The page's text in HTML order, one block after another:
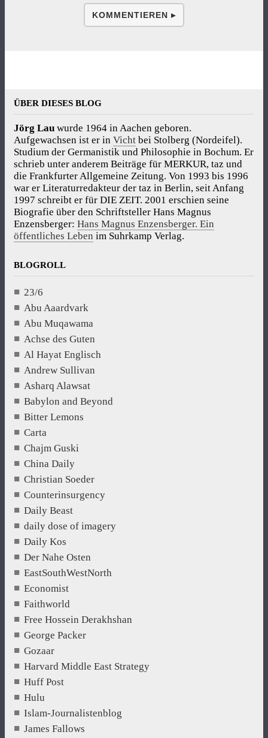
KOMMENTIEREN ▸
ÜBER DIESES BLOG
Jörg Lau wurde 1964 in Aachen geboren.
Aufgewachsen ist er in Vicht bei Stolberg (Nordeifel).
Studium der Germanistik und Philosophie in Bochum. Er
schrieb unter anderem Beiträge für MERKUR, taz und
die Frankfurter Allgemeine Zeitung. Von 1993 bis 1996
war er Literaturredakteur der taz in Berlin, seit Anfang
1997 schreibt er für DIE ZEIT. 2001 erschien seine
Biografie über den Schriftsteller Hans Magnus
Enzensberger: Hans Magnus Enzensberger. Ein
öffentliches Leben im Suhrkamp Verlag.
BLOGROLL
23/6
Abu Aaardvark
Abu Muqawama
Achse des Guten
Al Hayat Englisch
Andrew Sullivan
Asharq Alawsat
Babylon and Beyond
Bitter Lemons
Carta
Chajm Guski
China Daily
Christian Soeder
Counterinsurgency
Daily Beast
daily dose of imagery
Daily Kos
Der Nahe Osten
EastSouthWestNorth
Economist
Faithworld
Free Hossein Derakhshan
George Packer
Gozaar
Harvard Middle East Strategy
Huff Post
Hulu
Islam-Journalistenblog
James Fallows